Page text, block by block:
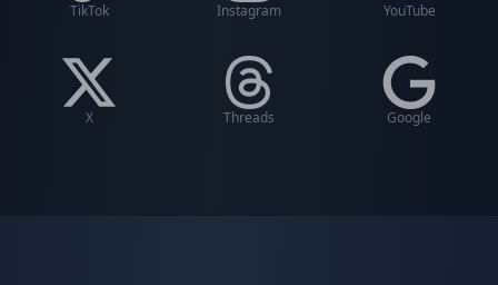
TikTok Instagram YouTube
X Threads Google